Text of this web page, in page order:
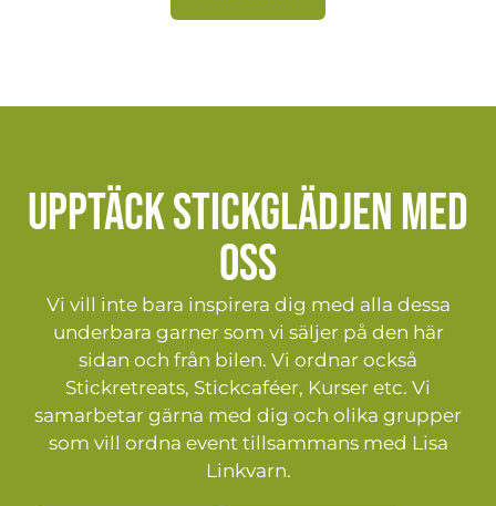
Upptäck stickglädjen med
oss
Vi vill inte bara inspirera dig med alla dessa
underbara garner som vi säljer på den här
sidan och från bilen. Vi ordnar också
Stickretreats, Stickcaféer, Kurser etc. Vi
samarbetar gärna med dig och olika grupper
som vill ordna event tillsammans med Lisa
Linkvarn.